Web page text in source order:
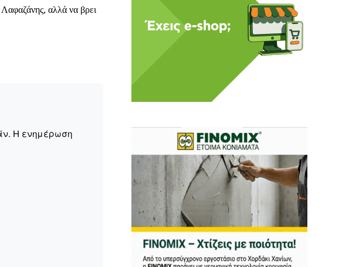
να το κάνεις:
της δημοσιογραφίας μας.
Λαφαζάνης, αλλά να βρει
Η ενημέρωση